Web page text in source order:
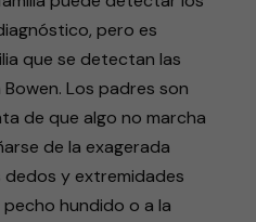
pero es
que se detectan las
Los padres son
de que algo no marcha
de la exagerada
y extremidades
hundido o a la